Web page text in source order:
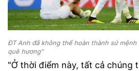
ĐT Anh đã không thể hoàn thành sứ
quê hương"
"Ở thời điểm này, tất cả chúng